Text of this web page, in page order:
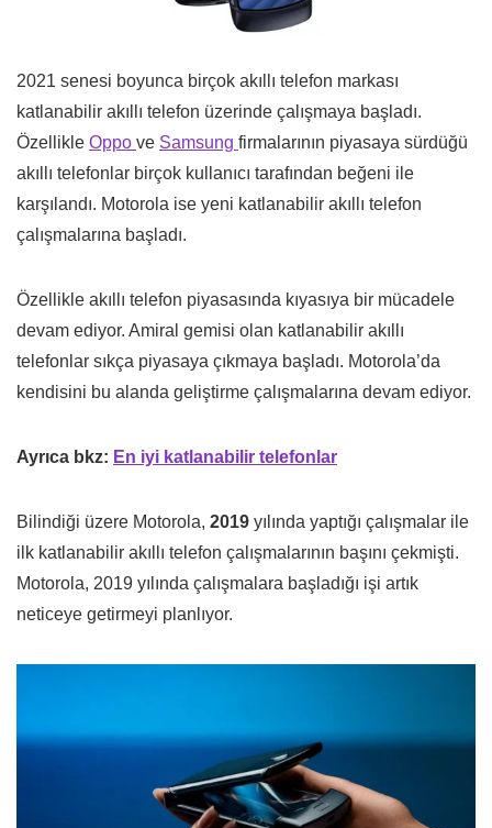
2021 senesi boyunca birçok akıllı telefon markası
katlanabilir akıllı telefon üzerinde çalışmaya başladı.
Özellikle Oppo ve Samsung firmalarının piyasaya sürdüğü
akıllı telefonlar birçok kullanıcı tarafından beğeni ile
karşılandı. Motorola ise yeni katlanabilir akıllı telefon
çalışmalarına başladı.
Özellikle akıllı telefon piyasasında kıyasıya bir mücadele
devam ediyor. Amiral gemisi olan katlanabilir akıllı
telefonlar sıkça piyasaya çıkmaya başladı. Motorola’da
kendisini bu alanda geliştirme çalışmalarına devam ediyor.
Ayrıca bkz: En iyi katlanabilir telefonlar
Bilindiği üzere Motorola, 2019 yılında yaptığı çalışmalar ile
ilk katlanabilir akıllı telefon çalışmalarının başını çekmişti.
Motorola, 2019 yılında çalışmalara başladığı işi artık
neticeye getirmeyi planlıyor.